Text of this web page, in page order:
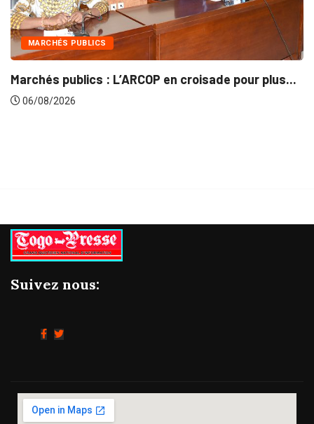
INTÉGRATION RÉGIONALE
Gestion concertée et durable du Bassin
Suivez nous: